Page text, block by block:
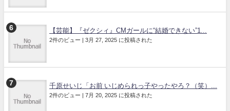
【芸能】『ゼクシィ』CMガールに“結婚できない”1...
2件のビュー 3月 27, 2025 に投稿された
千原せいじ「お前 いじめられっ子やったやろ？（笑）...
2件のビュー 7月 20, 2025 に投稿された